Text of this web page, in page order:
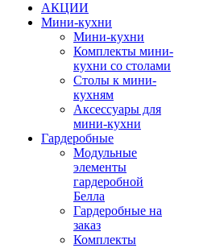
АКЦИИ
Мини-кухни
Мини-кухни
Комплекты мини-
кухни со столами
Столы к мини-
кухням
Аксессуары для
мини-кухни
Гардеробные
Модульные
элементы
гардеробной
Белла
Гардеробные на
заказ
Комплекты